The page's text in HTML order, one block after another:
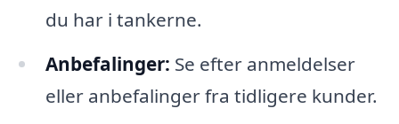
du har i tankerne.
Anbefalinger: Se efter anmeldelser
eller anbefalinger fra tidligere kunder.